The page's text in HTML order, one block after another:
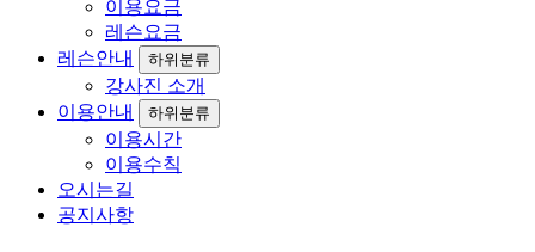
이용요금
레슨요금
레슨안내
하위분류
강사진 소개
이용안내
하위분류
이용시간
이용수칙
오시는길
공지사항